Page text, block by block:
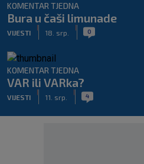
KOMENTAR TJEDNA
Bura u čaši limunade
VIJESTI 18. srp. 0
KOMENTAR TJEDNA
VAR ili VARka?
VIJESTI 11. srp. 4